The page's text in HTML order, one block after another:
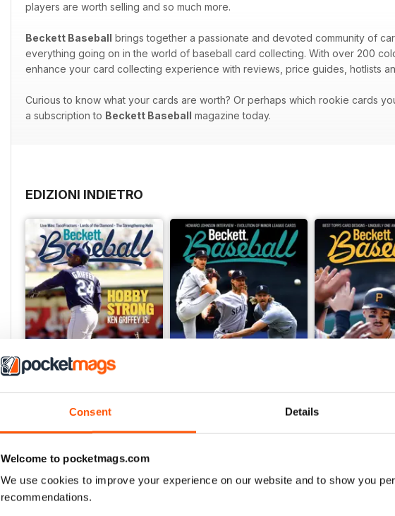
Consent Details
Welcome to pocketmags.com
We use cookies to improve your experience on our website and to show you
recommendations.
players are worth selling and so much more.
Beckett Baseball brings together a passionate and devoted community of
everything going on in the world of baseball card collecting. With over 200
enhance your card collecting experience with reviews, price guides, hotlists
Curious to know what your cards are worth? Or perhaps which rookie cards
a subscription to Beckett Baseball magazine today.
EDIZIONI INDIETRO
Vista |Al carrello